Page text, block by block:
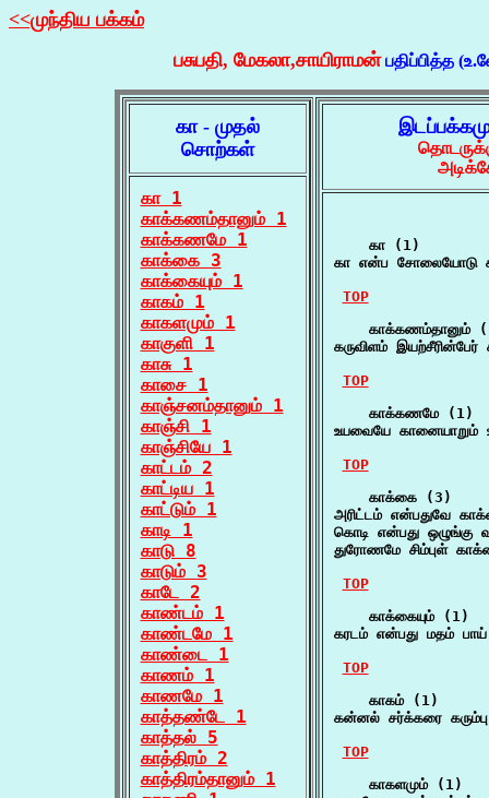
<<முந்திய பக்கம்
பசுபதி, மேகலா,சாயிராமன் பதிப்பித்த
கா - முதல்
சொற்கள்
கா 1
காக்கணம்தானும் 1
காக்கணமே 1
காக்கை 3
காக்கையும் 1
காகம் 1
காகளமும் 1
காகுளி 1
காசு 1
காசை 1
காஞ்சனம்தானும் 1
காஞ்சி 1
காஞ்சியே 1
காட்டம் 2
காட்டிய 1
காட்டும் 1
காடி 1
காடு 8
காடும் 3
காடே 2
காண்டம் 1
காண்டமே 1
காண்டை 1
காணம் 1
காணமே 1
காத்தண்டே 1
காத்தல் 5
காத்திரம் 2
காத்திரம்தானும் 1
    கா (1)
கா என்ப சோலையோடு
TOP
காக்கணம்தானும்
கருவிளம்
TOP
    காக்கணமே (1)
உயவையே
TOP
    காக்கை (3)
அரிட்டம் என்பதுவே
கொடி என்பது ஒழுங்கு
துரோணமே சிம்புள்
TOP
    காக்கையும் (1)
கரடம் என்பது மதம்
TOP
    காகம் (1)
கன்னல் சர்க்கரை
TOP
    காகளமும் (1)